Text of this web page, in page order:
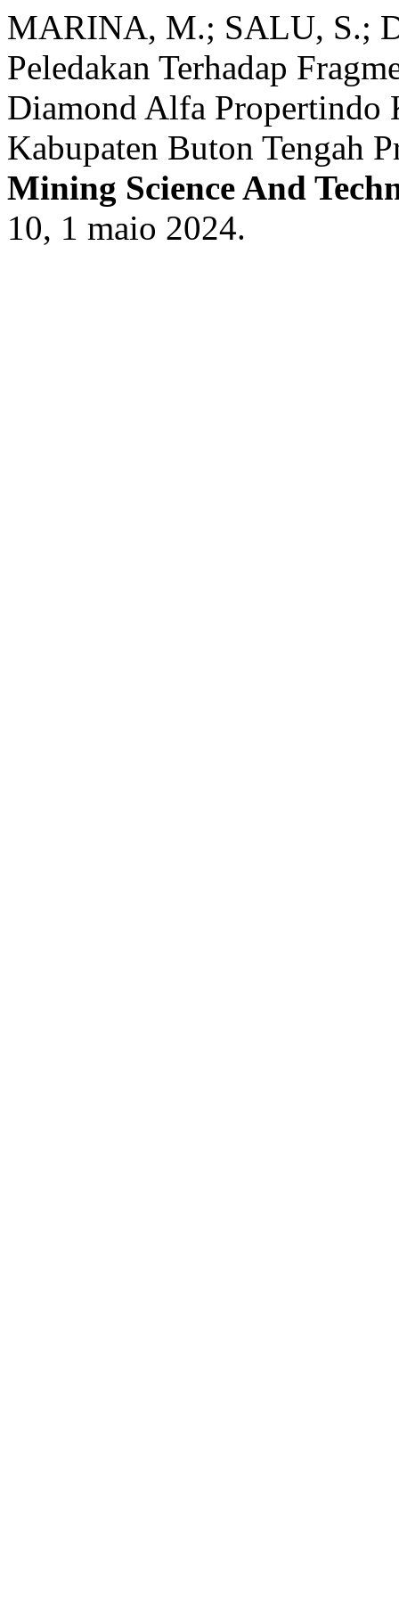
MARINA, M.; SALU, S.;
Peledakan Terhadap
Diamond Alfa Propertindo
Kabupaten Buton Tengah
Mining Science And
10, 1 maio 2024.